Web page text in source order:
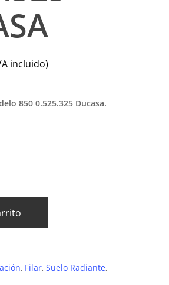
incluido)
850 0.525.325 Ducasa.
, Filar, Suelo Radiante,